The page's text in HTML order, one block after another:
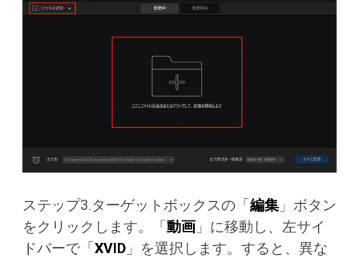
ステップ3.ターゲットボックスの「 編集 」ボタン
をクリックします。「 動画 」に移動し、左サイ
ドバーで「 XVID 」を選択します。すると、異な